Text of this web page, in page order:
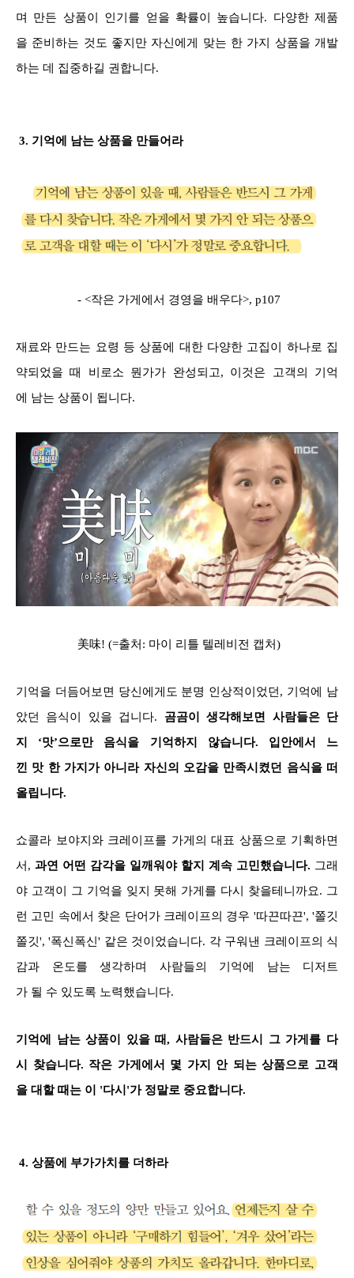
며 만든 상품이 인기를 얻을 확률이 높습니다. 다양한 제품
을 준비하는 것도 좋지만 자신에게 맞는 한 가지 상품을 개발
하는 데 집중하길 권합니다.
3. 기억에 남는 상품을 만들어라
- <작은 가게에서 경영을 배우다>, p107
재료와 만드는 요령 등 상품에 대한 다양한 고집이 하나로 집
약되었을 때 비로소 뭔가가 완성되고, 이것은 고객의 기억
에 남는 상품이 됩니다.
美味! (=출처: 마이 리틀 텔레비전 캡처)
기억을 더듬어보면 당신에게도 분명 인상적이었던, 기억에 남
았던 음식이 있을 겁니다. 곰곰이 생각해보면 사람들은 단
지 ‘맛’으로만 음식을 기억하지 않습니다. 입안에서 느
낀 맛 한 가지가 아니라 자신의 오감을 만족시켰던 음식을 떠
올립니다.
쇼콜라 보야지와 크레이프를 가게의 대표 상품으로 기획하면
서, 과연 어떤 감각을 일깨워야 할지 계속 고민했습니다. 그래
야 고객이 그 기억을 잊지 못해 가게를 다시 찾을테니까요. 그
런 고민 속에서 찾은 단어가 크레이프의 경우 '따끈따끈', '쫄깃
쫄깃', '폭신폭신' 같은 것이었습니다. 각 구워낸 크레이프의 식
감과 온도를 생각하며 사람들의 기억에 남는 디저트
가 될 수 있도록 노력했습니다.
기억에 남는 상품이 있을 때, 사람들은 반드시 그 가게를 다
시 찾습니다. 작은 가게에서 몇 가지 안 되는 상품으로 고객
을 대할 때는 이 '다시'가 정말로 중요합니다.
4. 상품에 부가가치를 더하라